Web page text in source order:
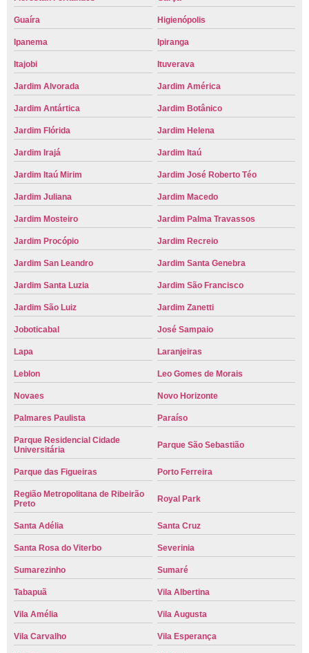
Guaíra Higienópolis
Ipanema Ipiranga
Itajobi Ituverava
Jardim Alvorada Jardim América
Jardim Antártica Jardim Botânico
Jardim Flórida Jardim Helena
Jardim Irajá Jardim Itaú
Jardim Itaú Mirim Jardim José Roberto Téo
Jardim Juliana Jardim Macedo
Jardim Mosteiro Jardim Palma Travassos
Jardim Procópio Jardim Recreio
Jardim San Leandro Jardim Santa Genebra
Jardim Santa Luzia Jardim São Francisco
Jardim São Luiz Jardim Zanetti
Joboticabal José Sampaio
Lapa Laranjeiras
Leblon Leo Gomes de Morais
Novaes Novo Horizonte
Palmares Paulista Paraíso
Parque Residencial Cidade
Universitária
Parque São Sebastião
Parque das Figueiras Porto Ferreira
Região Metropolitana de Ribeirão
Preto
Royal Park
Santa Adélia Santa Cruz
Santa Rosa do Viterbo Severinia
Sumarezinho Sumaré
Tabapuã Vila Albertina
Vila Amélia Vila Augusta
Vila Carvalho Vila Esperança